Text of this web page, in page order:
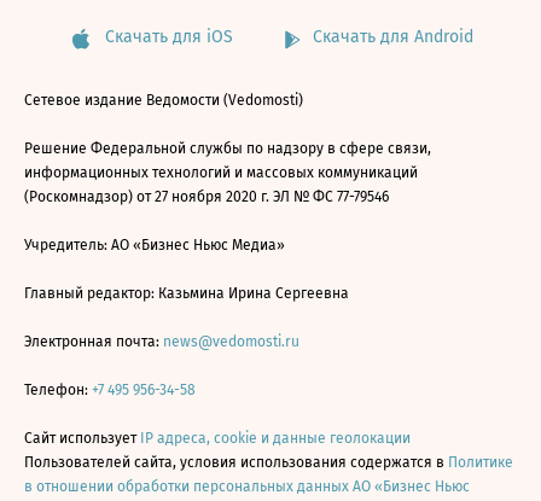
Скачать для iOS Скачать для Android
Сетевое издание Ведомости (Vedomosti)
Решение Федеральной службы по надзору в сфере связи,
информационных технологий и массовых коммуникаций
(Роскомнадзор) от 27 ноября 2020 г. ЭЛ № ФС 77-79546
Учредитель: АО «Бизнес Ньюс Медиа»
Главный редактор: Казьмина Ирина Сергеевна
Электронная почта: news@vedomosti.ru
Телефон: +7 495 956-34-58
Сайт использует IP адреса, cookie и данные геолокации
Пользователей сайта, условия использования содержатся в Политике
в отношении обработки персональных данных АО «Бизнес Ньюс